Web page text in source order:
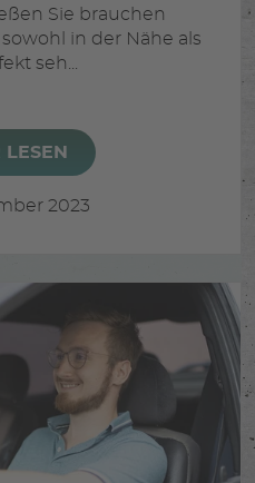
Sie brauchen
in der Nähe als
seh...
LESEN
2023